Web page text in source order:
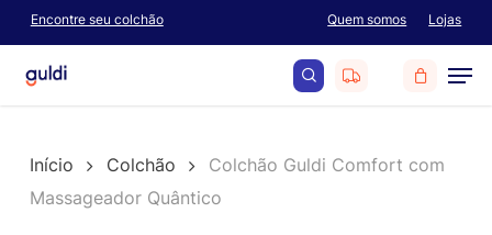
Skip
main
content
Encontre seu colchão Lojas
Quem somos
Início Colchão
Colchão Guldi Comfort com
Massageador Quântico
Menu